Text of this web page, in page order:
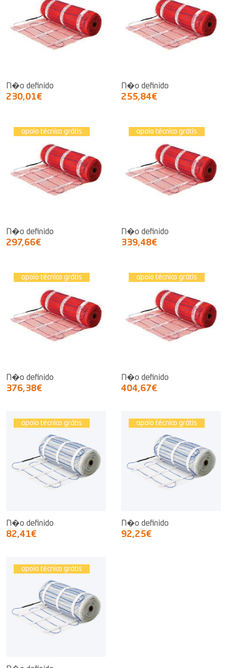
N�o definido
230,01€
N�o definido
255,84€
apoio técnico grátis
N�o definido
297,66€
apoio técnico grátis
N�o definido
339,48€
apoio técnico grátis
N�o definido
376,38€
apoio técnico grátis
N�o definido
404,67€
apoio técnico grátis
N�o definido
82,41€
apoio técnico grátis
N�o definido
92,25€
apoio técnico grátis